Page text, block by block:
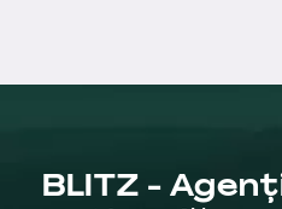
BLITZ -